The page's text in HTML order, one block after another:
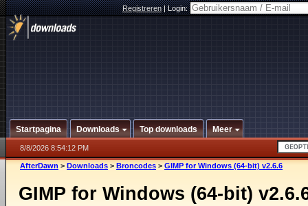
Registreren|Login:
Startpagina Downloads Top downloads Meer
8/8/2026 8:54:12 PM
AfterDawn > Downloads > Broncodes > GIMP for Windows (64-bit) v2.6.6
GIMP for Windows (64-bit)